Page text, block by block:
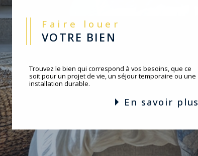
Faire louer
VOTRE BIEN
Trouvez le bien qui correspond à vos besoins, que ce
soit pour un projet de vie, un séjour temporaire ou une
en savoir plus